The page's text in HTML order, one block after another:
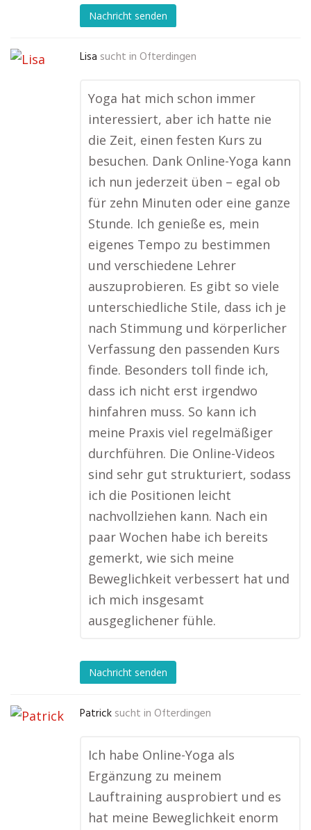
Nachricht senden
Lisa sucht in Ofterdingen
Yoga hat mich schon immer
interessiert, aber ich hatte nie
die Zeit, einen festen Kurs zu
besuchen. Dank Online-Yoga kann
ich nun jederzeit üben – egal ob
für zehn Minuten oder eine ganze
Stunde. Ich genieße es, mein
eigenes Tempo zu bestimmen
und verschiedene Lehrer
auszuprobieren. Es gibt so viele
unterschiedliche Stile, dass ich je
nach Stimmung und körperlicher
Verfassung den passenden Kurs
finde. Besonders toll finde ich,
dass ich nicht erst irgendwo
hinfahren muss. So kann ich
meine Praxis viel regelmäßiger
durchführen. Die Online-Videos
sind sehr gut strukturiert, sodass
ich die Positionen leicht
nachvollziehen kann. Nach ein
paar Wochen habe ich bereits
gemerkt, wie sich meine
Beweglichkeit verbessert hat und
ich mich insgesamt
ausgeglichener fühle.
Nachricht senden
Patrick sucht in Ofterdingen
Ich habe Online-Yoga als
Ergänzung zu meinem
Lauftraining ausprobiert und es
hat meine Beweglichkeit enorm